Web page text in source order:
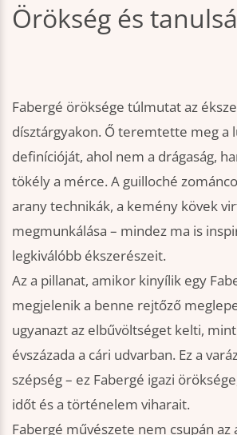
Örökség és
Fabergé öröksége túlmutat az
dísztárgyakon. Ő teremtette meg a
definícióját, ahol nem a drágaság,
tökély a mérce. A guilloché
arany technikák, a kemény kövek
megmunkálása – mindez ma is
legkiválóbb ékszerészeit.
Az a pillanat, amikor kinyílik egy
megjelenik a benne rejtőző
ugyanazt az elbűvöltséget kelti,
évszázada a cári udvarban. Ez a
szépség – ez Fabergé igazi
időt és a történelem viharait.
Fabergé művészete nem csupán az